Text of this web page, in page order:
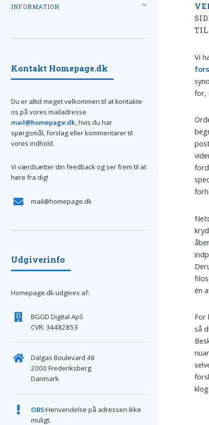
TIL
Vi
for,
én
For
så
INFORMATION
Kontakt Homepage.dk
Du er altid meget velkommen til at kontakte
os på vores mailadresse
mail@homepage.dk, hvis du har
spørgsmål, forslag eller kommentarer til
vores indhold.
Vi værdsætter din feedback og ser frem til at
høre fra dig!
mail@homepage.dk
Udgiverinfo
Homepage.dk udgives af:
BGGD Digital ApS
CVR: 34482853
Dalgas Boulevard 48
2000 Frederiksberg
Danmark
OBS:Henvendelse på adressen ikke
muligt.